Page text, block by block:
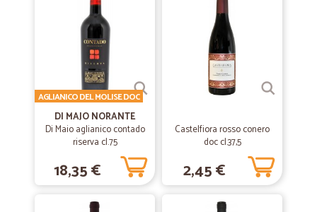
—Trustpilot
OTTIMA ESPERIENZA
Ordine arrivato in perfette condizioni e in tempi record come descritto
—Giovanni P.
Tutto perfetto
Tutto perfetto, grazie
DI MAJO NORANTE
Di Maio aglianico contado
riserva cl.75
AGLIANICO DEL MOLISE DOC
18,35 €
Castelfiora rosso conero
doc cl.37,5
2,45 €